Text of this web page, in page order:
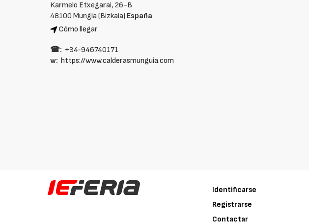
Karmelo Etxegarai, 26-B
48100 Mungía (Bizkaia) España
Cómo llegar
☎: +34‑946740171
w:https://www.calderasmunguia.com
Identificarse
Registrarse
Contactar